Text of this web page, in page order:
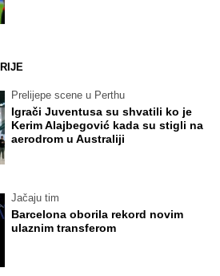
Prelijepe scene u Perthu
Igrači Juventusa su shvatili ko je
Kerim Alajbegović kada su stigli na
aerodrom u Australiji
Jačaju tim
Barcelona oborila rekord novim
ulaznim transferom